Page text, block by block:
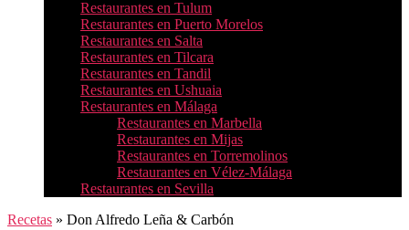
Restaurantes en Tulum
Restaurantes en Puerto Morelos
Restaurantes en Salta
Restaurantes en Tilcara
Restaurantes en Tandil
Restaurantes en Ushuaia
Restaurantes en Málaga
Restaurantes en Marbella
Restaurantes en Mijas
Restaurantes en Torremolinos
Restaurantes en Vélez-Málaga
Restaurantes en Sevilla
Recetas » Don Alfredo Leña & Carbón